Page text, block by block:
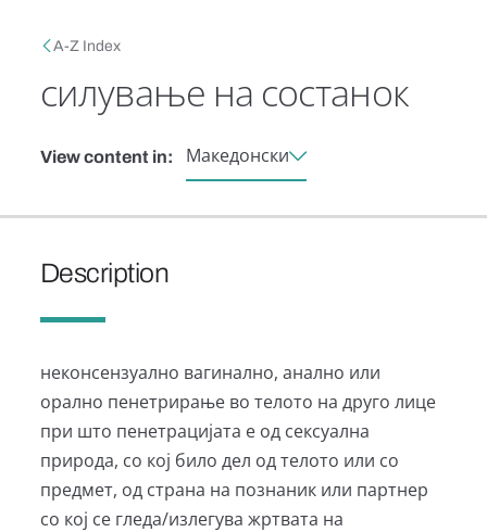
Breadcrumb
A-Z Index
силување на состанок
View content in: Македонски
Description
неконсензуално вагинално, анално или
орално пенетрирање во телото на друго лице
при што пенетрацијата е од сексуална
природа, со кој било дел од телото или со
предмет, од страна на познаник или партнер
со кој се гледа/излегува жртвата на